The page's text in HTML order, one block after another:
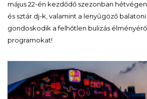
május 22-én kezdődő szezonban
és sztár dj-k, valamint a lenyűgöző
gondoskodik a felhőtlen bulizás
programokat!